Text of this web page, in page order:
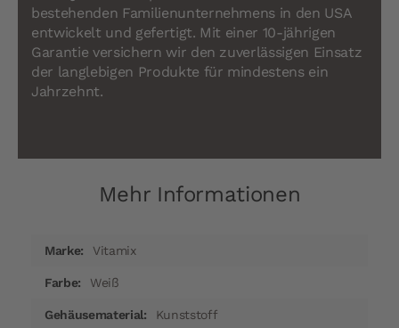
bestehenden Familienunternehmens in den USA
entwickelt und gefertigt. Mit einer 10-jährigen
Garantie versichern wir den zuverlässigen Einsatz
der langlebigen Produkte für mindestens ein
Jahrzehnt.
Mehr Informationen
InformationenVitamix
Weiß
Kunststoff